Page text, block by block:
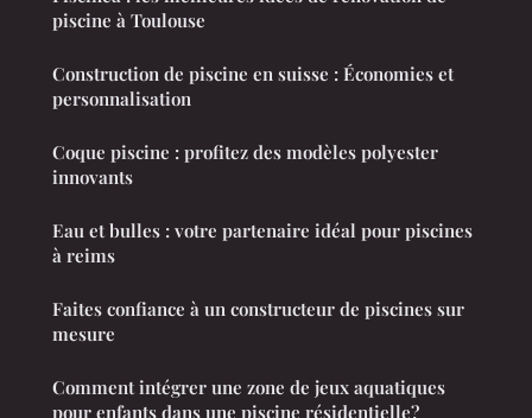
piscine à Toulouse
Construction de piscine en suisse : Économies et
personnalisation
Coque piscine : profitez des modèles polyester
innovants
Eau et bulles : votre partenaire idéal pour piscines
à reims
Faites confiance à un constructeur de piscines sur
mesure
Comment intégrer une zone de jeux aquatiques
pour enfants dans une piscine résidentielle?